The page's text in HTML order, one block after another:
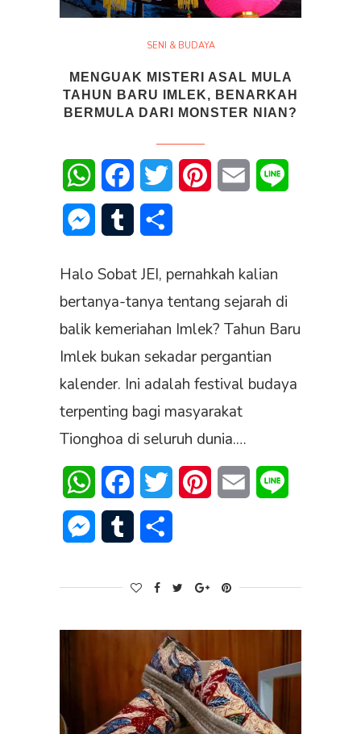
SENI & BUDAYA
MENGUAK MISTERI ASAL MULA
TAHUN BARU IMLEK, BENARKAH
BERMULA DARI MONSTER NIAN?
WhatsAppFacebookTwitter PinterestEmail
Messenger
Tumblr
Halo Sobat JEI, pernahkah kalian
bertanya-tanya tentang sejarah di
balik kemeriahan Imlek? Tahun Baru
Imlek bukan sekadar pergantian
kalender. Ini adalah festival budaya
terpenting bagi masyarakat
Tionghoa di seluruh dunia.…
WhatsAppFacebookTwitter PinterestEmail
Messenger
Tumblr